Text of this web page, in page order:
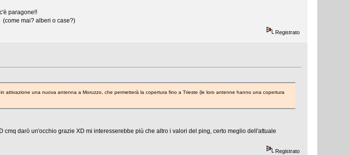
paragone!!
(come mai? alberi o case?)
Registrato
attivazione una nuova antenna a Moruzzo, che permetterà la copertura fino a Trieste (le loro antenne hanno una copertura
darò un'occhio grazie XD mi interesserebbe più che altro i valori del ping, certo meglio dell'attuale
Registrato